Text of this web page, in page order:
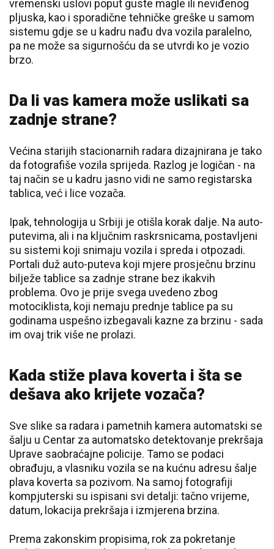
vremenski uslovi poput guste magle ili neviđenog
pljuska, kao i sporadične tehničke greške u samom
sistemu gdje se u kadru nađu dva vozila paralelno,
pa ne može sa sigurnošću da se utvrdi ko je vozio
brzo.
Da li vas kamera može uslikati sa
zadnje strane?
Većina starijih stacionarnih radara dizajnirana je tako
da fotografiše vozila sprijeda. Razlog je logičan - na
taj način se u kadru jasno vidi ne samo registarska
tablica, već i lice vozača.
Ipak, tehnologija u Srbiji je otišla korak dalje. Na auto-
putevima, ali i na ključnim raskrsnicama, postavljeni
su sistemi koji snimaju vozila i spreda i otpozadi.
Portali duž auto-puteva koji mjere prosječnu brzinu
bilježe tablice sa zadnje strane bez ikakvih
problema. Ovo je prije svega uvedeno zbog
motociklista, koji nemaju prednje tablice pa su
godinama uspešno izbegavali kazne za brzinu - sada
im ovaj trik više ne prolazi.
Kada stiže plava koverta i šta se
dešava ako krijete vozača?
Sve slike sa radara i pametnih kamera automatski se
šalju u Centar za automatsko detektovanje prekršaja
Uprave saobraćajne policije. Tamo se podaci
obrađuju, a vlasniku vozila se na kućnu adresu šalje
plava koverta sa pozivom. Na samoj fotografiji
kompjuterski su ispisani svi detalji: tačno vrijeme,
datum, lokacija prekršaja i izmjerena brzina.
Prema zakonskim propisima, rok za pokretanje